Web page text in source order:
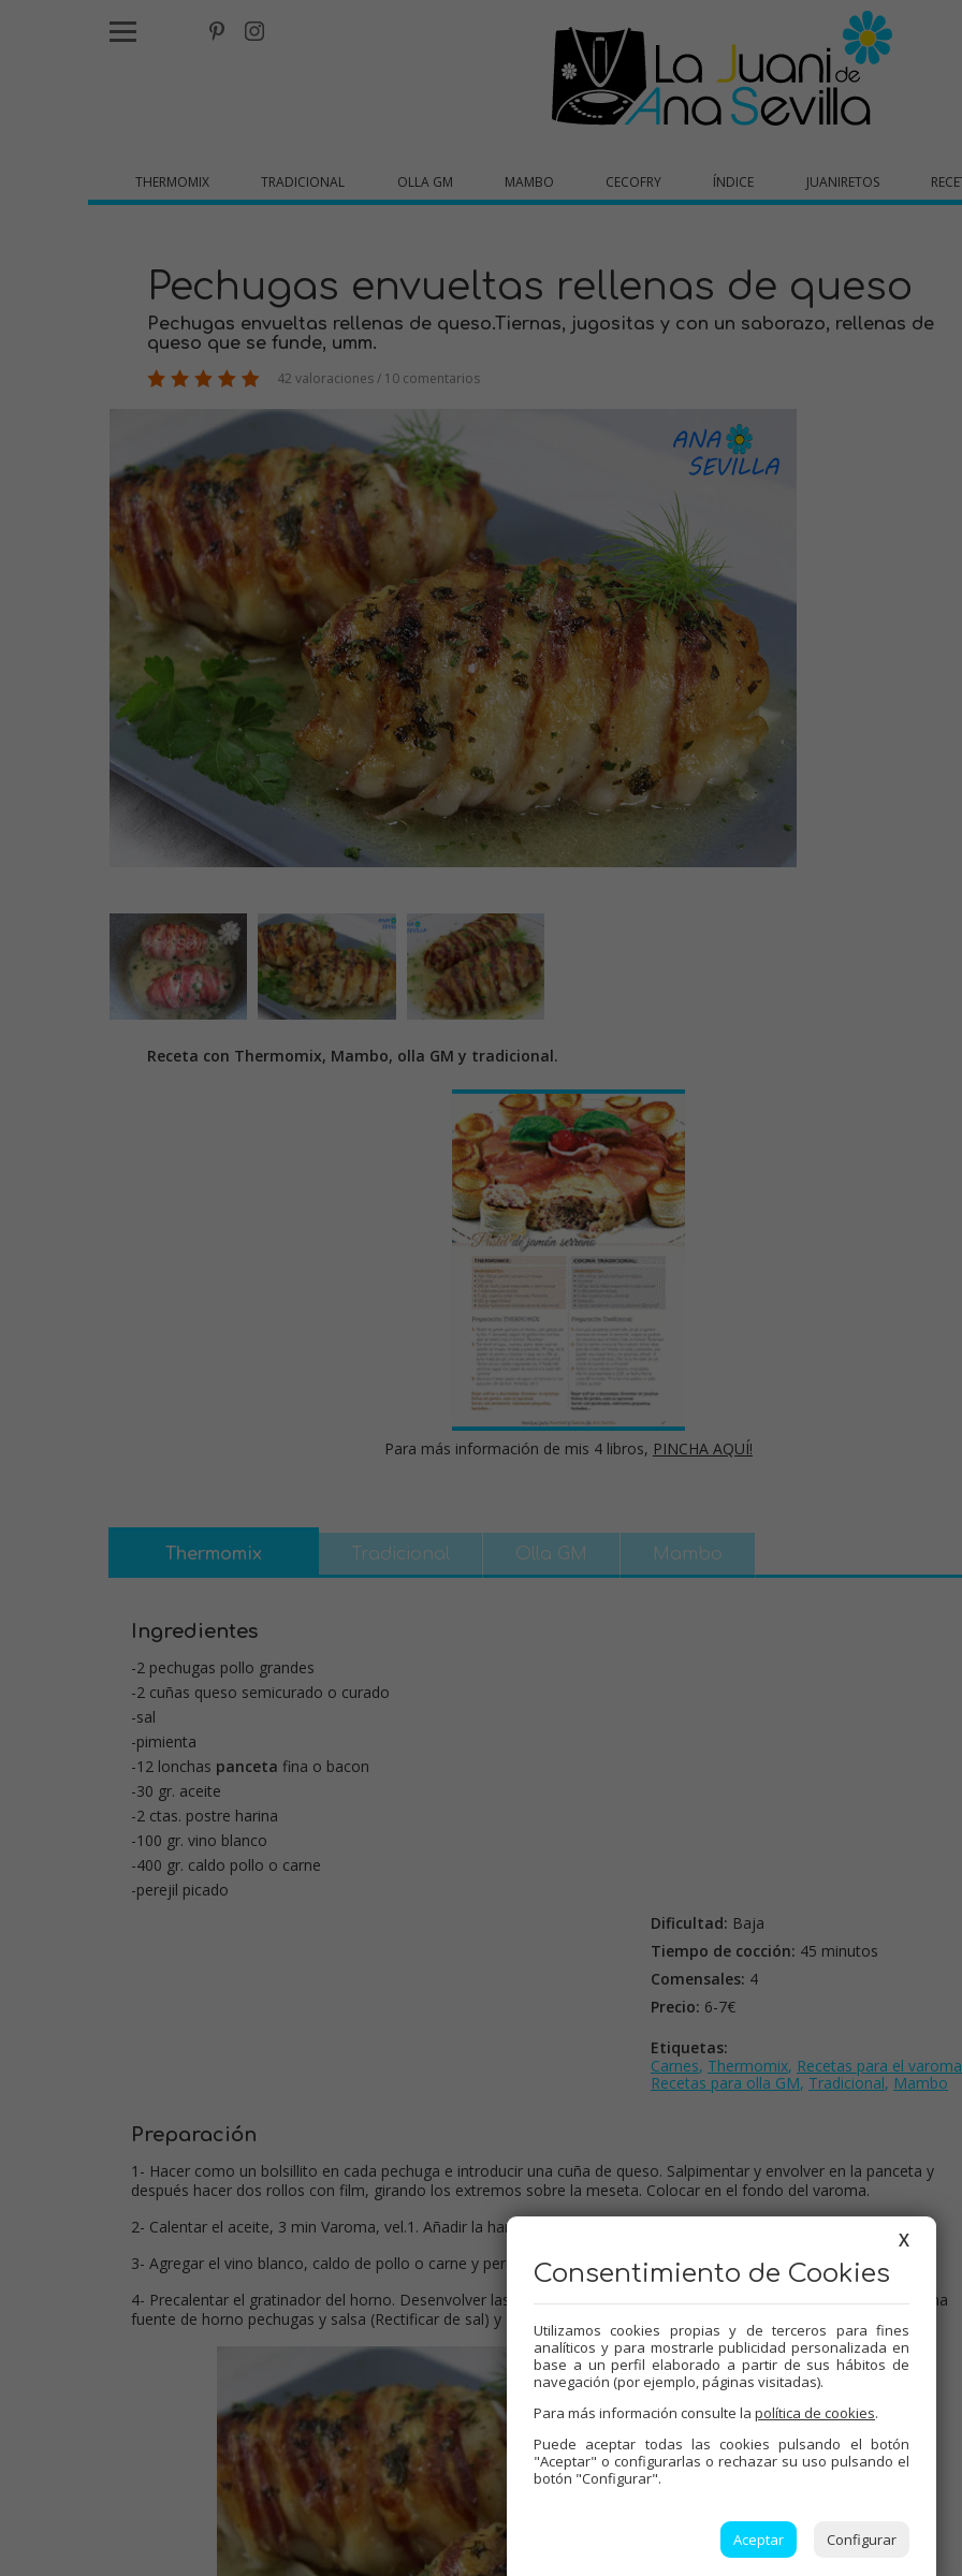
THERMOMIX TRADICIONAL OLLA GM MAMBO CECOFRY ÍNDICE JUANIRETOS
Pechugas envueltas rellenas de queso
Pechugas envueltas rellenas de queso.Tiernas, jugositas y con un saborazo, rellenas de
queso que se funde, umm.
42 valoraciones / 10 comentarios
Receta con Thermomix, Mambo, olla GM y tradicional.
Para más información de mis 4 libros, PINCHA AQUÍ!
Thermomix Tradicional Olla GM Mambo
Ingredientes
-2 pechugas pollo grandes
-2 cuñas queso semicurado o curado
-sal
-pimienta
-12 lonchas panceta fina o bacon
-30 gr. aceite
-2 ctas. postre harina
-100 gr. vino blanco
-400 gr. caldo pollo o carne
-perejil picado
Dificultad: Baja
Tiempo de cocción: 45 minutos
Comensales: 4
Precio: 6-7€
Etiquetas:
Carnes, Thermomix, Recetas para el varoma
Recetas para olla GM, Tradicional, Mambo
Preparación
1- Hacer como un bolsillito en cada pechuga e introducir una cuña de queso. Salpimentar y envolver en la panceta y
después hacer dos rollos con film, girando los extremos sobre la meseta. Colocar en el fondo del varoma.
2- Calentar el aceite, 3 min Varoma, vel.1. Añadir la harina y sofreír 2 min. 100º, vel.3.
3- Agregar el vino blanco, caldo de pollo o carne y perejil, colocar el varoma en su posición, 30 min. Varoma, vel.2.
4- Precalentar el gratinador del horno. Desenvolver las pechugas echando al vaso el jugo que sueltan. Colocar en una
fuente de horno pechugas y salsa (Rectificar de sal) y gratinar hasta que tome color.
X
Consentimiento de Cookies
Utilizamos cookies propias y de terceros para fines
analíticos y para mostrarle publicidad personalizada en
base a un perfil elaborado a partir de sus hábitos de
navegación (por ejemplo, páginas visitadas).
Para más información consulte la política de cookies.
Puede aceptar todas las cookies pulsando el botón
"Aceptar" o configurarlas o rechazar su uso pulsando el
botón "Configurar".
Aceptar Configurar